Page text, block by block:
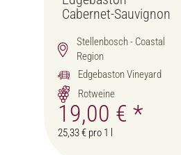
Cabernet-Sauvignon
Stellenbosch - Coastal
Region
Edgebaston Vineyard
Rotweine
19,00 € *
25,33 € pro 1 l